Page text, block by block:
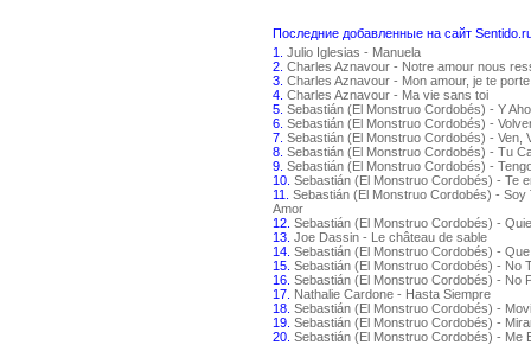
Последние добавленные на сайт
1. Julio Iglesias - Manuela
2. Charles Aznavour - Notre amour nous
3. Charles Aznavour - Mon amour, je te
4. Charles Aznavour - Ma vie sans toi
5. Sebastián (El Monstruo Cordobés) - Y
6. Sebastián (El Monstruo Cordobés) -
7. Sebastián (El Monstruo Cordobés) - Ven,
8. Sebastián (El Monstruo Cordobés) - Tu
9. Sebastián (El Monstruo Cordobés) -
10. Sebastián (El Monstruo Cordobés) - Te
11. Sebastián (El Monstruo Cordobés) - Soy
Amor
12. Sebastián (El Monstruo Cordobés) -
13. Joe Dassin - Le château de sable
14. Sebastián (El Monstruo Cordobés) -
15. Sebastián (El Monstruo Cordobés) - No
16. Sebastián (El Monstruo Cordobés) - No
17. Nathalie Cardone - Hasta Siempre
18. Sebastián (El Monstruo Cordobés) -
19. Sebastián (El Monstruo Cordobés) -
20. Sebastián (El Monstruo Cordobés) - Me